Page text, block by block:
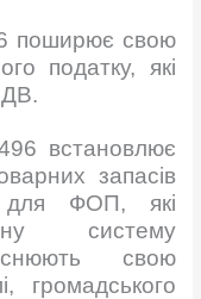
поширює свою
податку, які
встановлює
запасів
для ФОП, які
систему
свою
громадського